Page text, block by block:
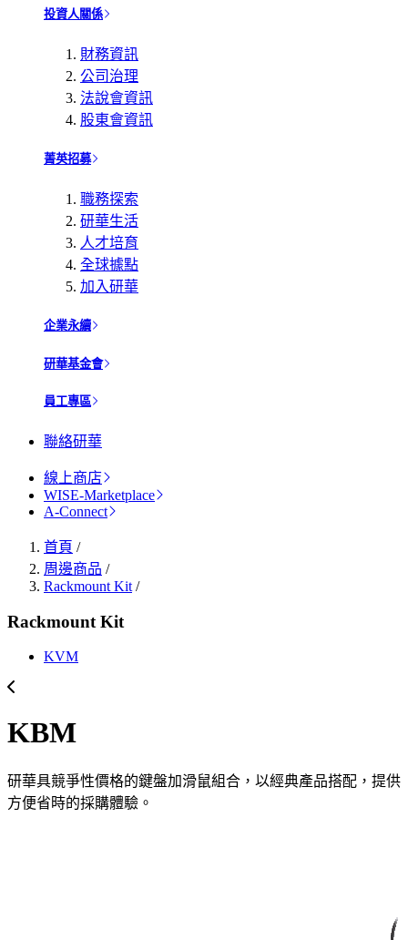
投資人關係
財務資訊
公司治理
法說會資訊
股東會資訊
菁英招募
職務探索
研華生活
人才培育
全球據點
加入研華
企業永續
研華基金會
員工專區
聯絡研華
線上商店
WISE-Marketplace
A-Connect
首頁 /
周邊商品 /
Rackmount Kit /
Rackmount Kit
KVM
KBM
研華具競爭性價格的鍵盤加滑鼠組合，以經典產品搭配，提供
方便省時的採購體驗。